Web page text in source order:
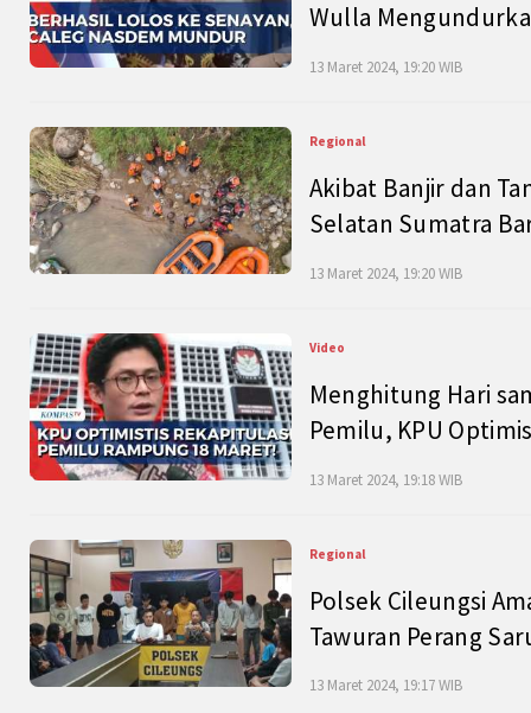
Wulla
13 Maret 2024, 19:20 WIB
Regional
Akibat Banjir dan
Selatan Sumatra
13 Maret 2024, 19:20 WIB
Video
Menghitung Hari
Pemilu, KPU
13 Maret 2024, 19:18 WIB
Regional
Polsek Cileungsi
Tawuran Perang
13 Maret 2024, 19:17 WIB